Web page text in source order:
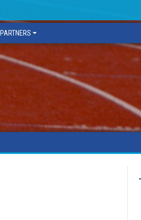
PARTNERS